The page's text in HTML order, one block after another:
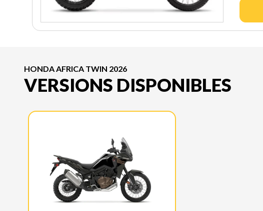
HONDA AFRICA TWIN 2026
VERSIONS DISPONIBLES